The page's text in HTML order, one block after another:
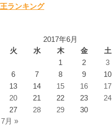
ランキング
2017年6月
火 水 木 金 土
1
2 3
6 7 8 9 10
13 14 15 16 17
20 21 22 23 24
27 28 29
30
7月 »